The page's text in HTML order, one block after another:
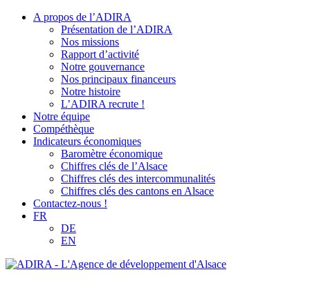
A propos de l’ADIRA
Présentation de l’ADIRA
Nos missions
Rapport d’activité
Notre gouvernance
Nos principaux financeurs
Notre histoire
L’ADIRA recrute !
Notre équipe
Compéthèque
Indicateurs économiques
Baromètre économique
Chiffres clés de l’Alsace
Chiffres clés des intercommunalités
Chiffres clés des cantons en Alsace
Contactez-nous !
FR
DE
EN